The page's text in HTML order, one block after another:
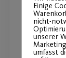
so
Einige
nicht-
unserer
umfasst